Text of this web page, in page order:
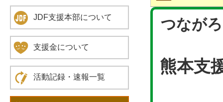
つなが
熊本支
JDF支援本部について
支援金について
活動記録・速報一覧